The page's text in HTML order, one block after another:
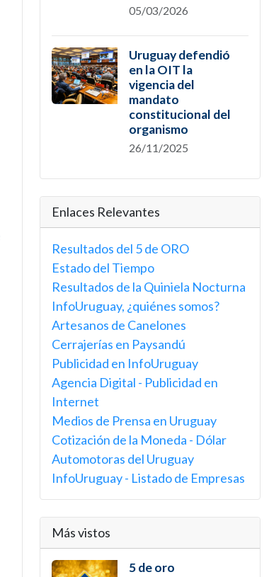
05/03/2026
Uruguay defendió
en la OIT la
vigencia del
mandato
constitucional del
organismo
26/11/2025
Enlaces Relevantes
Resultados del 5 de ORO
Estado del Tiempo
Resultados de la Quiniela Nocturna
InfoUruguay, ¿quiénes somos?
Artesanos de Canelones
Cerrajerías en Paysandú
Publicidad en InfoUruguay
Agencia Digital - Publicidad en
Internet
Medios de Prensa en Uruguay
Cotización de la Moneda - Dólar
Automotoras del Uruguay
InfoUruguay - Listado de Empresas
Más vistos
5 de oro